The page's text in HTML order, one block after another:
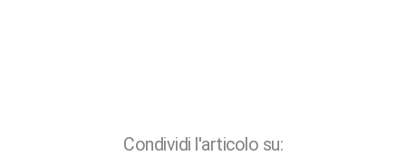
Condividi l'articolo su: